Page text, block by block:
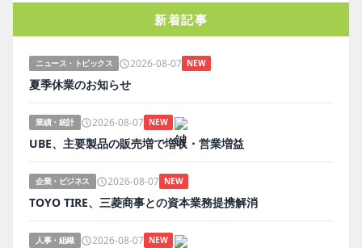
新着記事
ニュース・トピックス 2026-08-07 NEW
夏季休業のお知らせ
業績・統計 2026-08-07 NEW
UBE、主要製品の販売増で増収・営業増益
企業・ビジネス 2026-08-07 NEW
TOYO TIRE、三菱商事との資本業務提携解消
人事・組織 2026-08-07 NEW